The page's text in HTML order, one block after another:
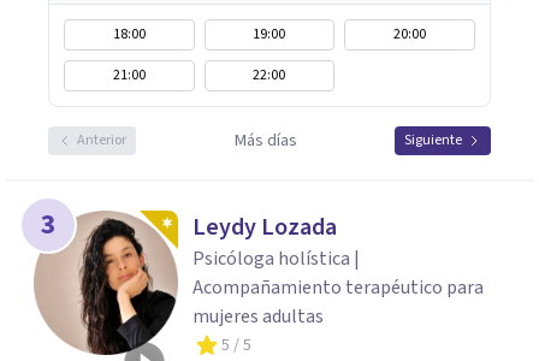
18:00 19:00
20:00
21:00
22:00
Anterior Más días Siguiente
3 Leydy Lozada
Psicóloga holística |
Acompañamiento terapéutico para
mujeres adultas
5 / 5